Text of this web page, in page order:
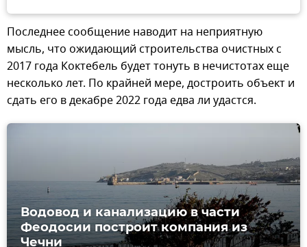
Последнее сообщение наводит на неприятную
мысль, что ожидающий строительства очистных с
2017 года Коктебель будет тонуть в нечистотах еще
несколько лет. По крайней мере, достроить объект и
сдать его в декабре 2022 года едва ли удастся.
Водовод и канализацию в части
Феодосии построит компания из
Чечни